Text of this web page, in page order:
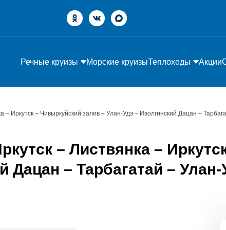
Речные круизы Морские круизыТеплоходы Акции
– Иркутск – Чивыркуйский залив – Улан-Удэ – Иволгинский Дацан –
– Листвянка –
Дацан – Тарбагатай –